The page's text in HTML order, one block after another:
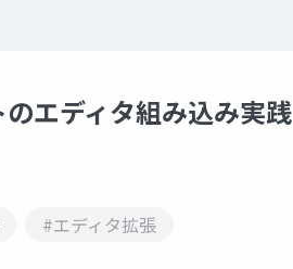
エディタ組み込み実践
#エディタ拡張